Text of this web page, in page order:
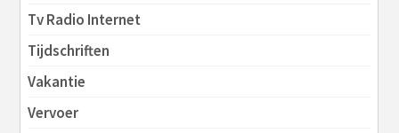
Tv Radio Internet
Tijdschriften
Vakantie
Vervoer